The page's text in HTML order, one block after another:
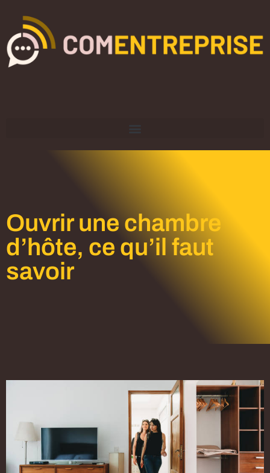
Ouvrir une chambre
d’hôte, ce qu’il faut
savoir